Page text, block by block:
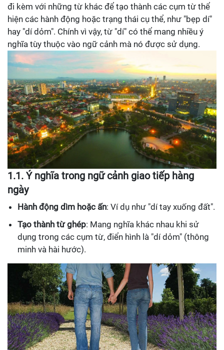
đi kèm với những từ khác để tạo thành các cụm từ thể
hiện các hành động hoặc trạng thái cụ thể, như "bẹp dí"
hay "dí dỏm". Chính vì vậy, từ "dí" có thể mang nhiều ý
nghĩa tùy thuộc vào ngữ cảnh mà nó được sử dụng.
1.1. Ý nghĩa trong ngữ cảnh giao tiếp hàng
ngày
Hành động dìm hoặc ấn: Ví dụ như "dí tay xuống đất".
Tạo thành từ ghép: Mang nghĩa khác nhau khi sử
dụng trong các cụm từ, điển hình là "dí dỏm" (thông
minh và hài hước).